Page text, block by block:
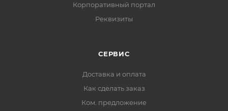
Корпоративный портал
Реквизиты
СЕРВИС
Доставка и оплата
Как сделать заказ
Ком. предложение